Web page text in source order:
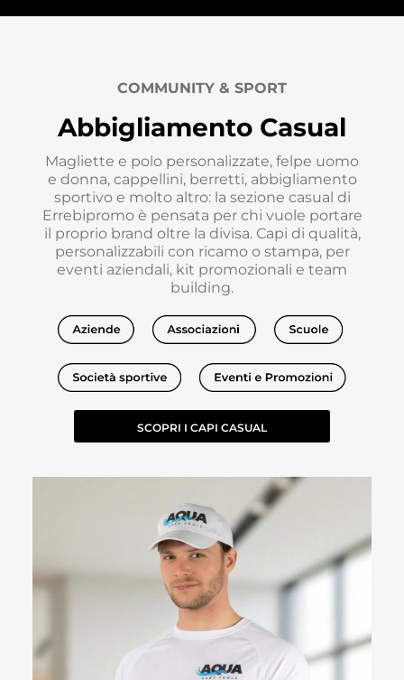
COMMUNITY & SPORT
Abbigliamento Casual
Magliette e polo personalizzate, felpe uomo
e donna, cappellini, berretti, abbigliamento
sportivo e molto altro: la sezione casual di
Errebipromo è pensata per chi vuole portare
il proprio brand oltre la divisa. Capi di qualità,
personalizzabili con ricamo o stampa, per
eventi aziendali, kit promozionali e team
building.
SCOPRI I CAPI CASUAL